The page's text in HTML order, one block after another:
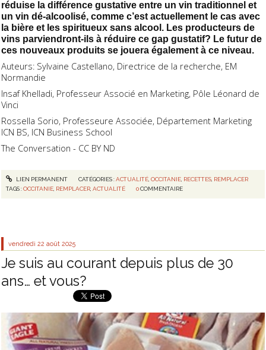
réduise la différence gustative entre un vin traditionnel et
un vin dé-alcoolisé, comme c’est actuellement le cas avec
la bière et les spiritueux sans alcool. Les producteurs de
vins parviendront-ils à réduire ce gap gustatif? Le futur de
ces nouveaux produits se jouera également à ce niveau.
Auteurs: Sylvaine Castellano, Directrice de la recherche, EM
Normandie
Insaf Khelladi, Professeur Associé en Marketing, Pôle Léonard de
Vinci
Rossella Sorio, Professeure Associée, Département Marketing
ICN BS, ICN Business School
The Conversation - CC BY ND
LIEN PERMANENT CATÉGORIES :ACTUALITÉ, OCCITANIE, RECETTES, REMPLACER
TAGS :OCCITANIE REMPLACER ,ACTUALITÉ 0 COMMENTAIRE
vendredi 22 août 2025
Je suis au courant depuis plus de 30
ans… et vous?